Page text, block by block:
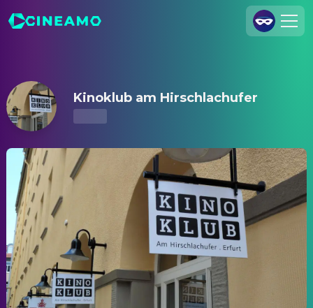
Impressum
Datenschutzerklärung
Datenschutzeinstellungen
Kinoklub am Hirschlachufer – Kinoprogramm & Tickets
Kinoklub am Hirschlachufer